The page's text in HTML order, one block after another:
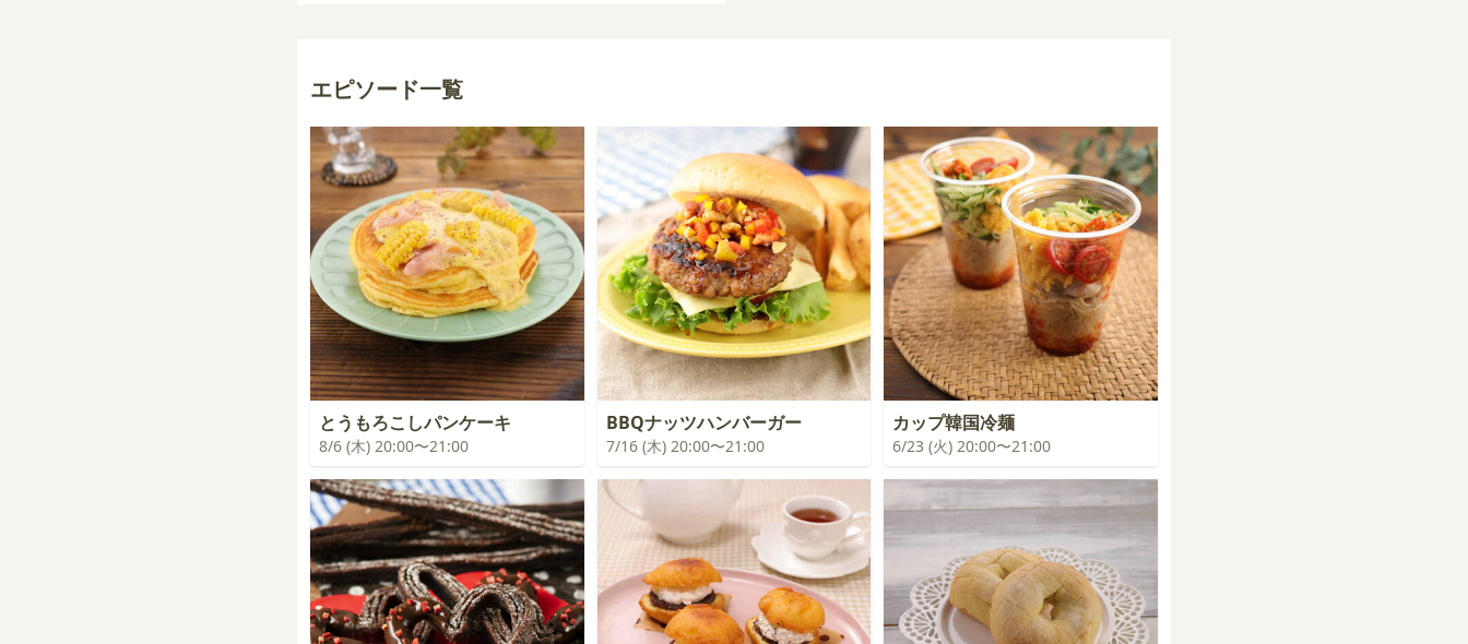
エピソード一覧
とうもろこしパンケーキ
8/6 (木) 20:00〜21:00
BBQナッツハンバーガー
7/16 (木) 20:00〜21:00
カップ韓国冷麺
6/23 (火) 20:00〜21:00